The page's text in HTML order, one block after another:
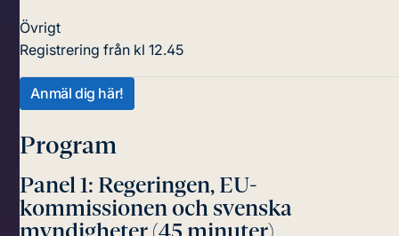
Övrigt
Registrering från kl 12.45
Anmäl dig här!
Program
Panel 1: Regeringen, EU-
kommissionen och svenska
myndigheter (45 minuter)